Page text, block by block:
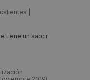
tiene un sabor